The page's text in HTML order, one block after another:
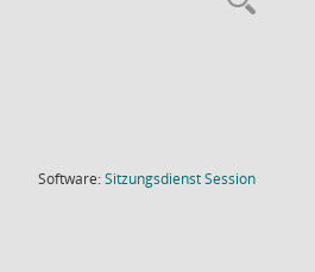
Software:SitzungsdienstSession(Wird in